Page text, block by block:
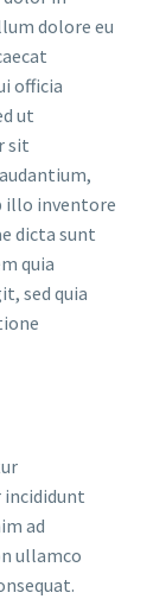
dolore eu
officia
ut
sit
illo inventore
dicta sunt
quia
sed quia
incididunt
ad
ullamco